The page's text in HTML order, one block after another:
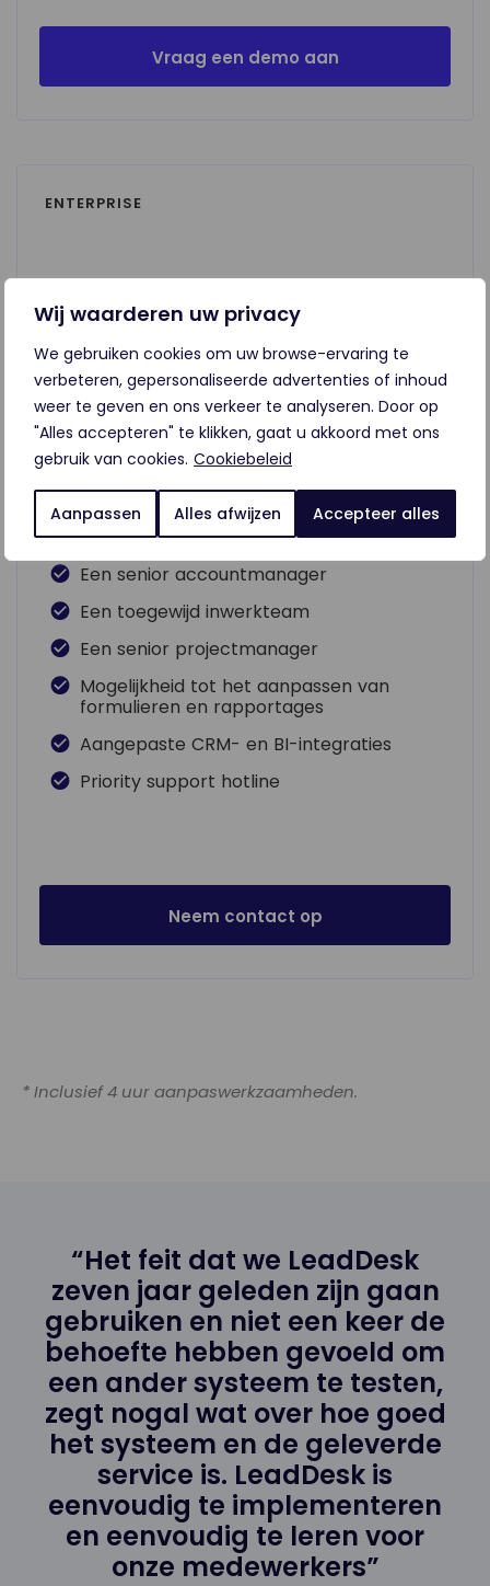
Wij waarderen uw privacy
We gebruiken cookies om uw browse-ervaring te
verbeteren, gepersonaliseerde advertenties of inhoud
weer te geven en ons verkeer te analyseren. Door op
"Alles accepteren" te klikken, gaat u akkoord met ons
gebruik van cookies. Cookiebeleid
Aanpassen Alles afwijzen Accepteer alles
Vraag een demo aan
ENTERPRISE
CuLeadDesk aanpassen op uw omgeving
en workflow
Vanaf 50 licenties
Alle LD-basisfuncties
Een senior accountmanager
Een toegewijd inwerkteam
Een senior projectmanager
Mogelijkheid tot het aanpassen van
formulieren en rapportages
Aangepaste CRM- en BI-integraties
Priority support hotline
Neem contact op
* Inclusief 4 uur aanpaswerkzaamheden.
“Het feit dat we LeadDesk
zeven jaar geleden zijn gaan
gebruiken en niet een keer de
behoefte hebben gevoeld om
een ander systeem te testen,
zegt nogal wat over hoe goed
het systeem en de geleverde
service is. LeadDesk is
eenvoudig te implementeren
en eenvoudig te leren voor
onze medewerkers”